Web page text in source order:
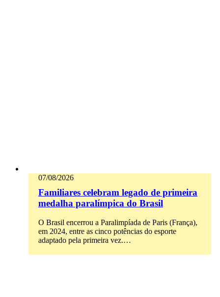
07/08/2026
Familiares celebram legado de primeira
medalha paralímpica do Brasil
O Brasil encerrou a Paralimpíada de Paris (França),
em 2024, entre as cinco potências do esporte
adaptado pela primeira vez.…